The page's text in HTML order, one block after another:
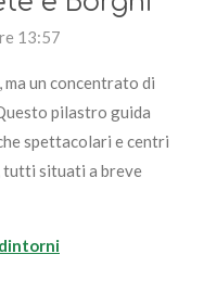
13:57
un concentrato di
pilastro guida
spettacolari e centri
tutti situati a breve